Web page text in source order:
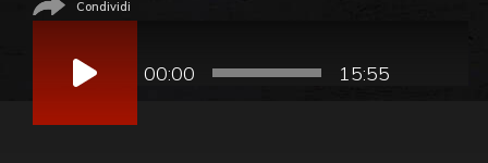
Condividi
00:00 15:55